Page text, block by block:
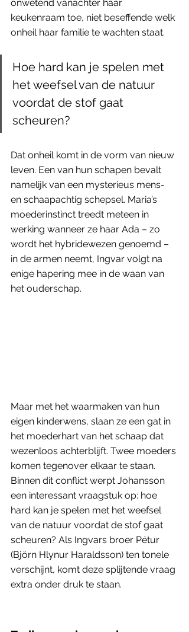
onwetend vanachter haar
keukenraam toe, niet beseffende welk
onheil haar familie te wachten staat.
Hoe hard kan je spelen met
het weefsel van de natuur
voordat de stof gaat
scheuren?
Dat onheil komt in de vorm van nieuw
leven. Een van hun schapen bevalt
namelijk van een mysterieus mens-
en schaapachtig schepsel. Maria’s
moederinstinct treedt meteen in
werking wanneer ze haar Ada – zo
wordt het hybridewezen genoemd –
in de armen neemt, Ingvar volgt na
enige hapering mee in de waan van
het ouderschap.
Maar met het waarmaken van hun
eigen kinderwens, slaan ze een gat in
het moederhart van het schaap dat
wezenloos achterblijft. Twee moeders
komen tegenover elkaar te staan.
Binnen dit conflict werpt Johansson
een interessant vraagstuk op: hoe
hard kan je spelen met het weefsel
van de natuur voordat de stof gaat
scheuren? Als Ingvars broer Pétur
(Björn Hlynur Haraldsson) ten tonele
verschijnt, komt deze splijtende vraag
extra onder druk te staan.